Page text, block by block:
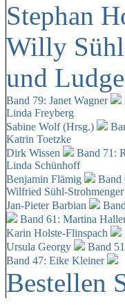
Stephan
Willy
und
Band 79: Janet Wagner
Linda Freyberg
Sabine Wolf (Hrsg.)
Katrin Toetzke
Dirk Wissen
Band 71:
Linda Schünhoff
Benjamin Flämig
Band
Wilfried Sühl-Strohmenger
Jan-Pieter Barbian
Band 61: Martina
Karin Holste-Flinspach
Ursula Georgy
Band
Band 47: Eike Kleiner
Bestellen